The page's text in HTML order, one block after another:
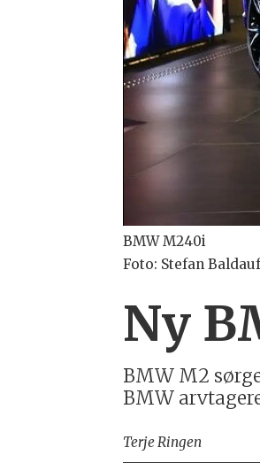
BMW M240i
Foto: Stefan
Ny
BMW M2
BMW
Terje Ringen